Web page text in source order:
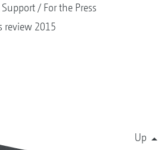
Support
For the Press
review 2015
Up